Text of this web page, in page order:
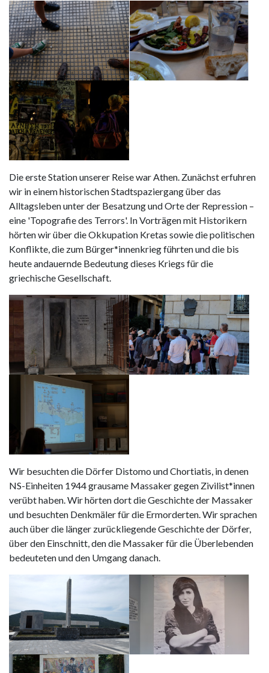
Die erste Station unserer Reise war Athen. Zunächst erfuhren
wir in einem historischen Stadtspaziergang über das
Alltagsleben unter der Besatzung und Orte der Repression –
eine 'Topografie des Terrors'. In Vorträgen mit Historikern
hörten wir über die Okkupation Kretas sowie die politischen
Konflikte, die zum Bürger*innenkrieg führten und die bis
heute andauernde Bedeutung dieses Kriegs für die
griechische Gesellschaft.
Wir besuchten die Dörfer Distomo und Chortiatis, in denen
NS-Einheiten 1944 grausame Massaker gegen Zivilist*innen
verübt haben. Wir hörten dort die Geschichte der Massaker
und besuchten Denkmäler für die Ermorderten. Wir sprachen
auch über die länger zurückliegende Geschichte der Dörfer,
über den Einschnitt, den die Massaker für die Überlebenden
bedeuteten und den Umgang danach.